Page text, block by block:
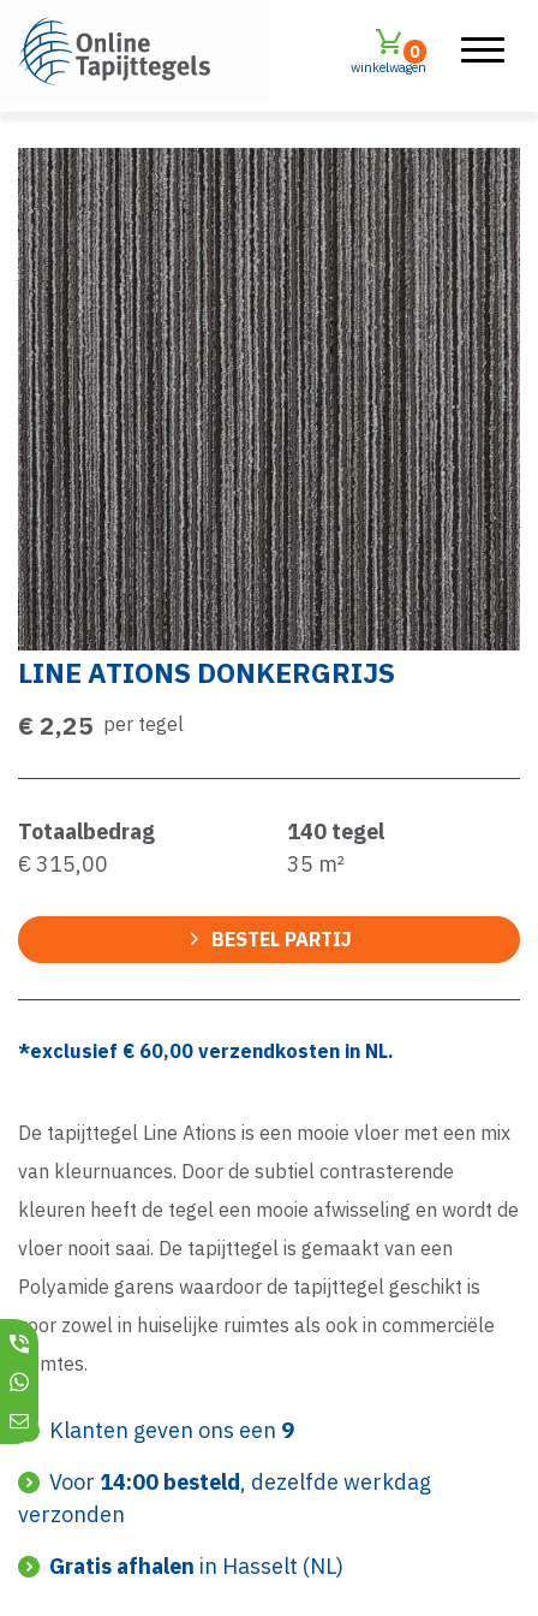
winkelwagen
0
LINE ATIONS DONKERGRIJS
€ 2,25 per tegel
Totaalbedrag
€ 315,00
140 tegel
35 m²
BESTEL PARTIJ
*exclusief € 60,00 verzendkosten in NL.
De tapijttegel Line Ations is een mooie vloer met een mix
van kleurnuances. Door de subtiel contrasterende
kleuren heeft de tegel een mooie afwisseling en wordt de
vloer nooit saai. De tapijttegel is gemaakt van een
Polyamide garens waardoor de tapijttegel geschikt is
voor zowel in huiselijke ruimtes als ook in commerciële
ruimtes.
Klanten geven ons een 9
Voor 14:00 besteld, dezelfde werkdag
verzonden
Gratis afhalen in Hasselt (NL)